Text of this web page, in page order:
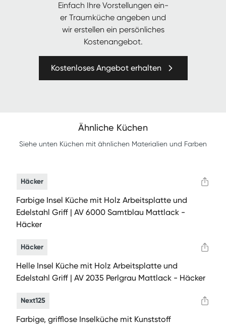
Ein­fach Ihre Vorstel­lun­gen ein­
er Traumküche angeben und
wir erstellen ein per­sön­lich­es
Kostenangebot.
Kostenloses Angebot erhalten
Ähnliche Küchen
Siehe unten Küchen mit ähnlichen Materialien und Farben
Häcker
Farbige Insel Küche mit Holz Arbeitsplatte und
Edelstahl Griff | AV 6000 Samtblau Mattlack -
Häcker
Häcker
Helle Insel Küche mit Holz Arbeitsplatte und
Edelstahl Griff | AV 2035 Perlgrau Mattlack - Häcker
Next125
Farbige, grifflose Inselküche mit Kunststoff